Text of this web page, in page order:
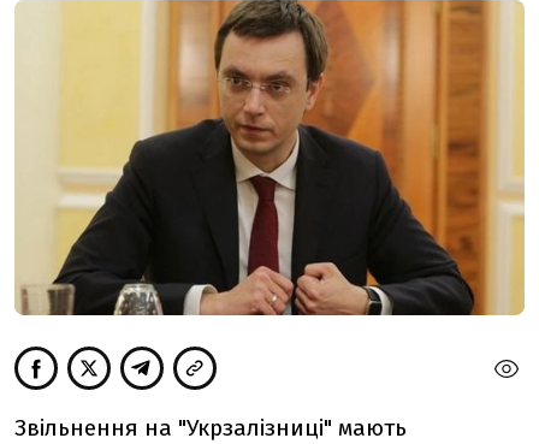
Звільнення на "Укрзалізниці" мають